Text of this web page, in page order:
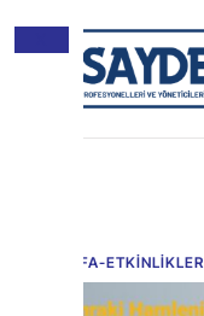
ANA SAYFA-ETKİNLİKLER